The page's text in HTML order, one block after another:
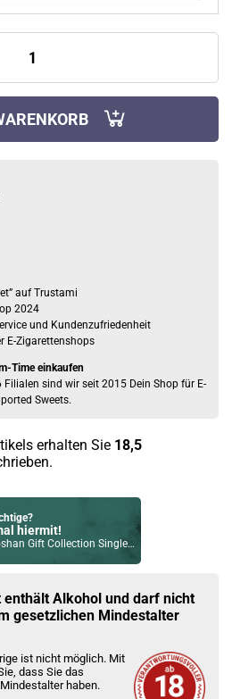
auf Trustami
2024
und Kundenzufriedenheit
E-Zigarettenshops
Time einkaufen
sind wir seit 2015 Dein Shop für E-
Sweets.
erhalten Sie 18,5
hiermit!
Single Malt Scotch Whisky 40%-43% Vol. 150ml
Cloudy Lemon Gin 40% 700ml
sparen?
1000mAh Pod Kit Weiss
enthält Alkohol und darf nicht
gesetzlichen Mindestalter
ist nicht möglich. Mit
dass Sie das
haben.